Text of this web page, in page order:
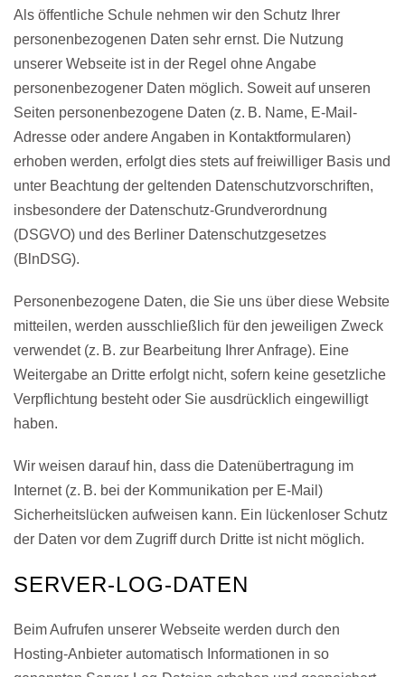
Als öffentliche Schule nehmen wir den Schutz Ihrer
personenbezogenen Daten sehr ernst. Die Nutzung
unserer Webseite ist in der Regel ohne Angabe
personenbezogener Daten möglich. Soweit auf unseren
Seiten personenbezogene Daten (z. B. Name, E-Mail-
Adresse oder andere Angaben in Kontaktformularen)
erhoben werden, erfolgt dies stets auf freiwilliger Basis und
unter Beachtung der geltenden Datenschutzvorschriften,
insbesondere der Datenschutz-Grundverordnung
(DSGVO) und des Berliner Datenschutzgesetzes
(BlnDSG).
Personenbezogene Daten, die Sie uns über diese Website
mitteilen, werden ausschließlich für den jeweiligen Zweck
verwendet (z. B. zur Bearbeitung Ihrer Anfrage). Eine
Weitergabe an Dritte erfolgt nicht, sofern keine gesetzliche
Verpflichtung besteht oder Sie ausdrücklich eingewilligt
haben.
Wir weisen darauf hin, dass die Datenübertragung im
Internet (z. B. bei der Kommunikation per E-Mail)
Sicherheitslücken aufweisen kann. Ein lückenloser Schutz
der Daten vor dem Zugriff durch Dritte ist nicht möglich.
SERVER-LOG-DATEN
Beim Aufrufen unserer Webseite werden durch den
Hosting-Anbieter automatisch Informationen in so